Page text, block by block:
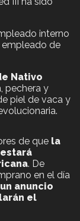
interno
empleado de
Nativo
pechera y
piel de vaca y
de que la
. De
en el día
anuncio
el